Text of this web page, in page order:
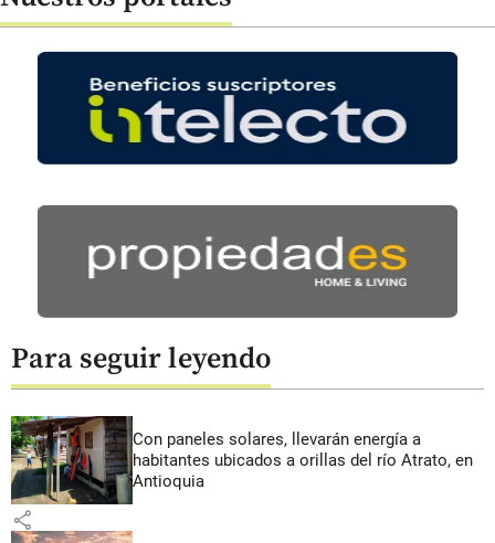
Para seguir leyendo
Con paneles solares, llevarán energía a
habitantes ubicados a orillas del río Atrato, en
Antioquia
share